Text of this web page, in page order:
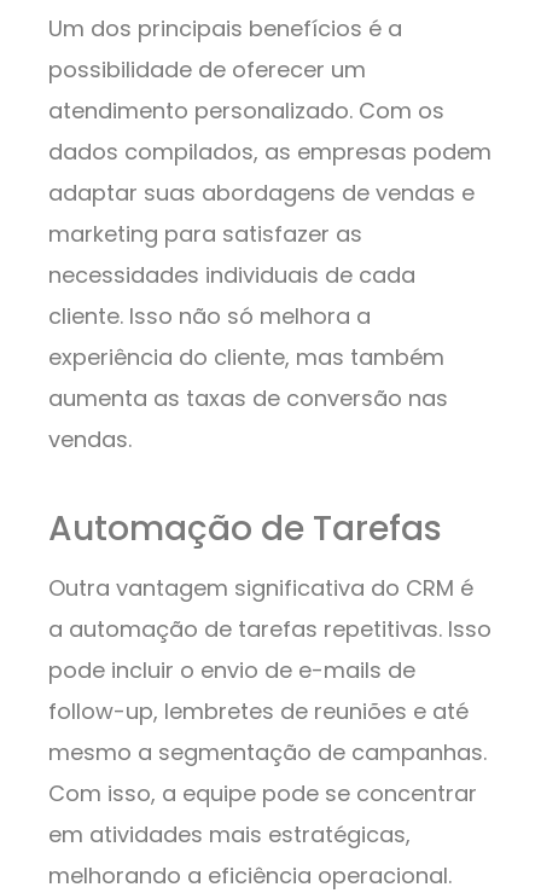
Um dos principais benefícios é a
possibilidade de oferecer um
atendimento personalizado. Com os
dados compilados, as empresas podem
adaptar suas abordagens de vendas e
marketing para satisfazer as
necessidades individuais de cada
cliente. Isso não só melhora a
experiência do cliente, mas também
aumenta as taxas de conversão nas
vendas.
Automação de Tarefas
Outra vantagem significativa do CRM é
a automação de tarefas repetitivas. Isso
pode incluir o envio de e-mails de
follow-up, lembretes de reuniões e até
mesmo a segmentação de campanhas.
Com isso, a equipe pode se concentrar
em atividades mais estratégicas,
melhorando a eficiência operacional.